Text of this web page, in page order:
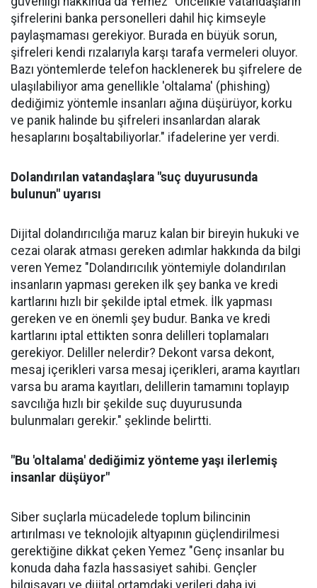
şifrelerini banka personelleri dahil hiç kimseyle
paylaşmaması gerekiyor. Burada en büyük sorun,
şifreleri kendi rızalarıyla karşı tarafa vermeleri oluyor.
Bazı yöntemlerde telefon hacklenerek bu şifrelere de
ulaşılabiliyor ama genellikle 'oltalama' (phishing)
dediğimiz yöntemle insanları ağına düşürüyor, korku
ve panik halinde bu şifreleri insanlardan alarak
hesaplarını boşaltabiliyorlar." ifadelerine yer verdi.
Dolandırılan vatandaşlara "suç duyurusunda
bulunun" uyarısı
Dijital dolandırıcılığa maruz kalan bir bireyin hukuki ve
cezai olarak atması gereken adımlar hakkında da bilgi
veren Yemez "Dolandırıcılık yöntemiyle dolandırılan
insanların yapması gereken ilk şey banka ve kredi
kartlarını hızlı bir şekilde iptal etmek. İlk yapması
gereken ve en önemli şey budur. Banka ve kredi
kartlarını iptal ettikten sonra delilleri toplamaları
gerekiyor. Deliller nelerdir? Dekont varsa dekont,
mesaj içerikleri varsa mesaj içerikleri, arama kayıtları
varsa bu arama kayıtları, delillerin tamamını toplayıp
savcılığa hızlı bir şekilde suç duyurusunda
bulunmaları gerekir." şeklinde belirtti.
"Bu 'oltalama' dediğimiz yönteme yaşı ilerlemiş
insanlar düşüyor"
Siber suçlarla mücadelede toplum bilincinin
artırılması ve teknolojik altyapının güçlendirilmesi
gerektiğine dikkat çeken Yemez "Genç insanlar bu
konuda daha fazla hassasiyet sahibi. Gençler
bilgisayarı ve dijital ortamdaki verileri daha iyi